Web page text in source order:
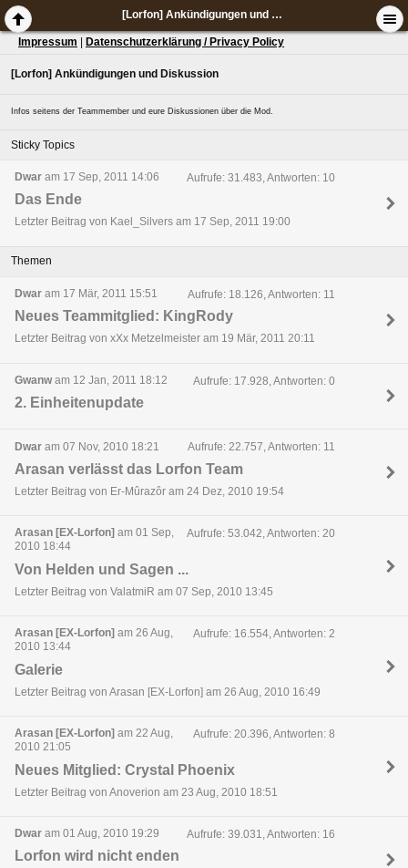
[Lorfon] Ankündigungen und Diskussion
Impressum Datenschutzerklärung / Privacy Policy
[Lorfon] Ankündigungen und Diskussion
Infos seitens der Teammember und eure Diskussionen über die Mod.
Sticky Topics
Dwar am 17 Sep, 2011 14:06 Aufrufe: 31.483, Antworten: 10
Das Ende
Letzter Beitrag von Kael_Silvers am 17 Sep, 2011 19:00
Themen
Dwar am 17 Mär, 2011 15:51 Aufrufe: 18.126, Antworten: 11
Neues Teammitglied: KingRody
Letzter Beitrag von xXx Metzelmeister am 19 Mär, 2011 20:11
Gwanwam 12 Jan, 2011 18:12 Aufrufe: 17.928, Antworten: 0
2. Einheitenupdate
Dwar am 07 Nov, 2010 18:21 Aufrufe: 22.757, Antworten: 11
Arasan verlässt das Lorfon Team
Letzter Beitrag von Er-Mûrazôr am 24 Dez, 2010 19:54
Arasan [EX-Lorfon] am 01 Sep,
2010 18:44
Aufrufe: 53.042, Antworten: 20
Von Helden und Sagen ...
Letzter Beitrag von ValatmiR am 07 Sep, 2010 13:45
Arasan [EX-Lorfon] am 26 Aug,
2010 13:44
Aufrufe: 16.554, Antworten: 2
Galerie
Letzter Beitrag von Arasan [EX-Lorfon] am 26 Aug, 2010 16:49
Arasan [EX-Lorfon] am 22 Aug,
2010 21:05
Aufrufe: 20.396, Antworten: 8
Neues Mitglied: Crystal Phoenix
Letzter Beitrag von Anoverion am 23 Aug, 2010 18:51
Dwar am 01 Aug, 2010 19:29 Aufrufe: 39.031, Antworten: 16
Lorfon wird nicht enden